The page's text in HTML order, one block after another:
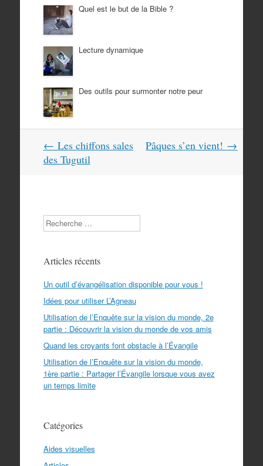
Quel est le but de la Bible ?
Lecture dynamique
Des outils pour surmonter notre peur
Navigation
dans
← Les chiffons sales
des Tugutil
Pâques s’en vient! →
Search
Articles récents
Un outil d’évangélisation disponible pour vous !
Idées pour utiliser L’Agneau
Utilisation de l’Enquête sur la vision du monde, 2e
partie : Découvrir la vision du monde de vos amis
Quand les croyants font obstacle à l’Évangile
Utilisation de l’Enquête sur la vision du monde,
1ère partie : Partager l’Évangile lorsque vous avez
un temps limite
Catégories
Aides visuelles